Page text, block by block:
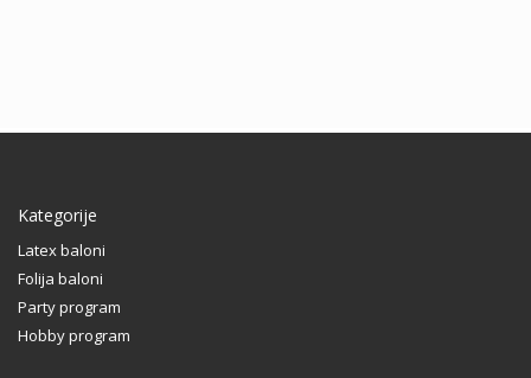
Kategorije
Latex baloni
Folija baloni
Party program
Hobby program